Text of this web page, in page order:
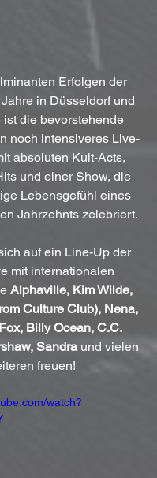
Erfolgen der
in Düsseldorf und
ist die bevorstehende
noch intensiveres Live-
absoluten Kult-Acts,
und einer Show, die
Lebensgefühl eines
Jahrzehnts zelebriert.
auf ein Line-Up der
mit internationalen
Alphaville, Kim Wilde,
Culture Club), Nena,
Billy Ocean, C.C.
Sandra und vielen
freuen!
watch?